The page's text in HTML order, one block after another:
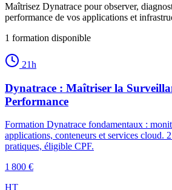
Maîtrisez Dynatrace pour observer,
performance de vos applications et
1 formation disponible
21h
Dynatrace : Maîtriser la
Performance
Formation Dynatrace fondamentaux :
applications, conteneurs et services cloud.
pratiques, éligible CPF.
1 800 €
HT